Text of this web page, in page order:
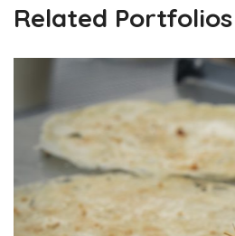
Related Portfolios